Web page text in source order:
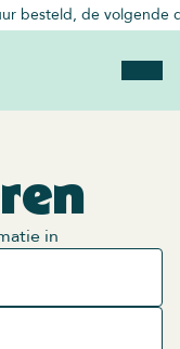
besteld, de volgende
in